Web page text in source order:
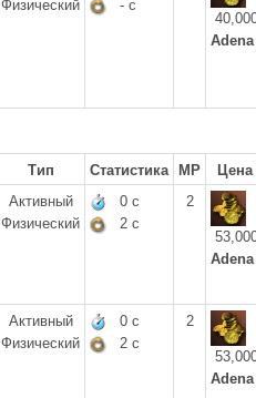
Физический
- с
Adena
Тип Статистика MP
Цена
Активный
Физический
0 с
2 с
2
Adena
Активный
Физический
0 с
2 с
2
Adena